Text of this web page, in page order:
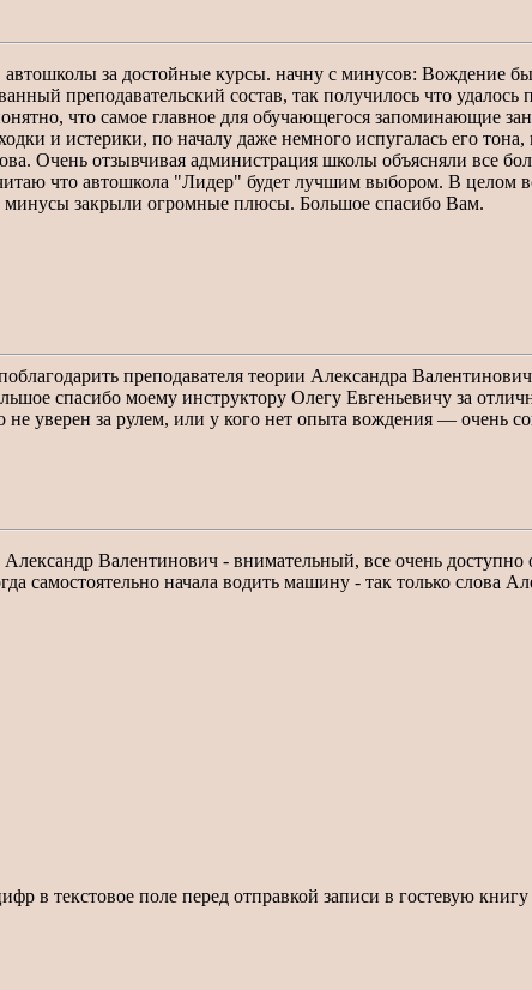
автошколы за достойные курсы. начну с минусов: Вождение
преподавательский состав, так получилось что удалось
что самое главное для обучающегося запоминающие
и истерики, по началу даже немного испугалась его
Очень отзывчивая администрация школы объясняли все
что автошкола "Лидер" будет лучшим выбором. В целом
закрыли огромные плюсы. Большое спасибо Вам.
преподавателя теории Александра
спасибо моему инструктору Олегу Евгеньевичу за
не уверен за рулем, или у кого нет опыта вождения — очень
Валентинович - внимательный, все очень
самостоятельно начала водить машину - так только
в текстовое поле перед отправкой записи в гостевую книгу